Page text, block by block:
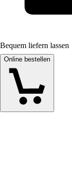
Bequem liefern lassen
Online bestellen